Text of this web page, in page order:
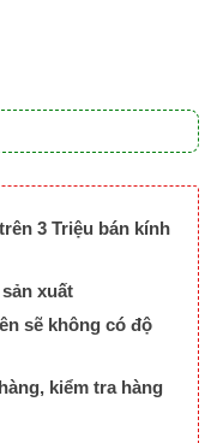
3 Triệu bán kính
xuất
sẽ không có độ
kiểm tra hàng